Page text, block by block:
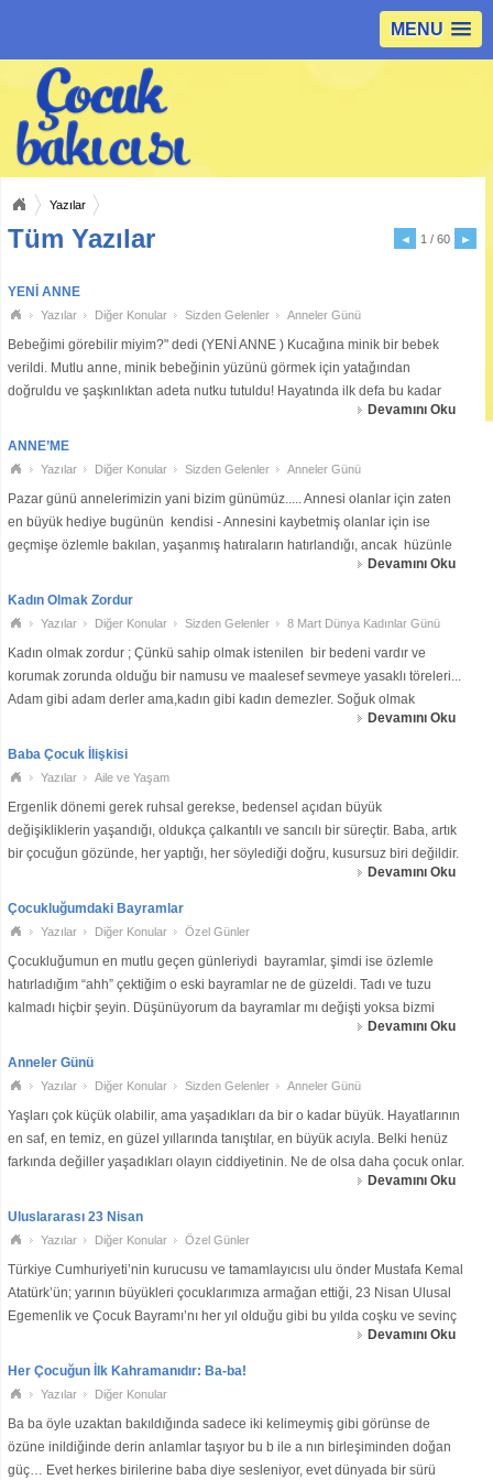
MENU
Yazılar
Tüm Yazılar ◄ 1 / 60 ►
YENİ ANNE
Yazılar Diğer Konular Sizden Gelenler Anneler Günü
Bebeğimi görebilir miyim?" dedi (YENİ ANNE ) Kucağına minik bir bebek
verildi. Mutlu anne, minik bebeğinin yüzünü görmek için yatağından
doğruldu ve şaşkınlıktan adeta nutku tutuldu! Hayatında ilk defa bu kadar
güzel bir yüz görüyordu. Karmaşık duygular içindeydi bebeğinden gözünü
alamıyordu. Anneli
Devamını Oku
ANNE’ME
Yazılar Diğer Konular Sizden Gelenler Anneler Günü
Pazar günü annelerimizin yani bizim günümüz..... Annesi olanlar için zaten
en büyük hediye bugünün kendisi - Annesini kaybetmiş olanlar için ise
geçmişe özlemle bakılan, yaşanmış hatıraların hatırlandığı, ancak hüzünle
geçirilen bir gün. O yüzden lütfen halen sahip iken annelerimizDevamını Oku
Kadın Olmak Zordur
Yazılar Diğer Konular Sizden Gelenler 8 Mart Dünya Kadınlar Günü
Kadın olmak zordur ; Çünkü sahip olmak istenilen bir bedeni vardır ve
korumak zorunda olduğu bir namusu ve maalesef sevmeye yasaklı töreleri...
Adam gibi adam derler ama,kadın gibi kadın demezler. Soğuk olmak
zorundadır, kadının hissetmemesi gerekir, iyi gözükmelidir ama öyle dikkat
çeke
Devamını Oku
Baba Çocuk İlişkisi
Yazılar Aile ve Yaşam
Ergenlik dönemi gerek ruhsal gerekse, bedensel açıdan büyük
değişikliklerin yaşandığı, oldukça çalkantılı ve sancılı bir süreçtir. Baba, artık
bir çocuğun gözünde, her yaptığı, her söylediği doğru, kusursuz biri değildir.
Bundan böyle çocuğunuz babasını artı ve eksileri ile objektif olarak algılayar
Devamını Oku
Çocukluğumdaki Bayramlar
Yazılar Diğer Konular Özel Günler
Çocukluğumun en mutlu geçen günleriydi bayramlar, şimdi ise özlemle
hatırladığım “ahh” çektiğim o eski bayramlar ne de güzeldi. Tadı ve tuzu
kalmadı hiçbir şeyin. Düşünüyorum da bayramlar mı değişti yoksa bizmi
değiştik? Acaba, suçlu bayramlar mı yoksa hızla büyüyen egolarımızmı ?Y
Devamını Oku
Anneler Günü
Yazılar Diğer Konular Sizden Gelenler Anneler Günü
Yaşları çok küçük olabilir, ama yaşadıkları da bir o kadar büyük. Hayatlarının
en saf, en temiz, en güzel yıllarında tanıştılar, en büyük acıyla. Belki henüz
farkında değiller yaşadıkları olayın ciddiyetinin. Ne de olsa daha çocuk onlar.
Devamını Oku
Uluslararası 23 Nisan
Yazılar Diğer Konular Özel Günler
Türkiye Cumhuriyeti’nin kurucusu ve tamamlayıcısı ulu önder Mustafa Kemal
Atatürk’ün; yarının büyükleri çocuklarımıza armağan ettiği, 23 Nisan Ulusal
Egemenlik ve Çocuk Bayramı’nı her yıl olduğu gibi bu yılda coşku ve sevinç
Devamını Oku
Her Çocuğun İlk Kahramanıdır: Ba-ba!
Yazılar Diğer Konular
Ba ba öyle uzaktan bakıldığında sadece iki kelimeymiş gibi görünse de
özüne inildiğinde derin anlamlar taşıyor bu b ile a nın birleşiminden doğan
güç… Evet herkes birilerine baba diye sesleniyor, evet dünyada bir sürü